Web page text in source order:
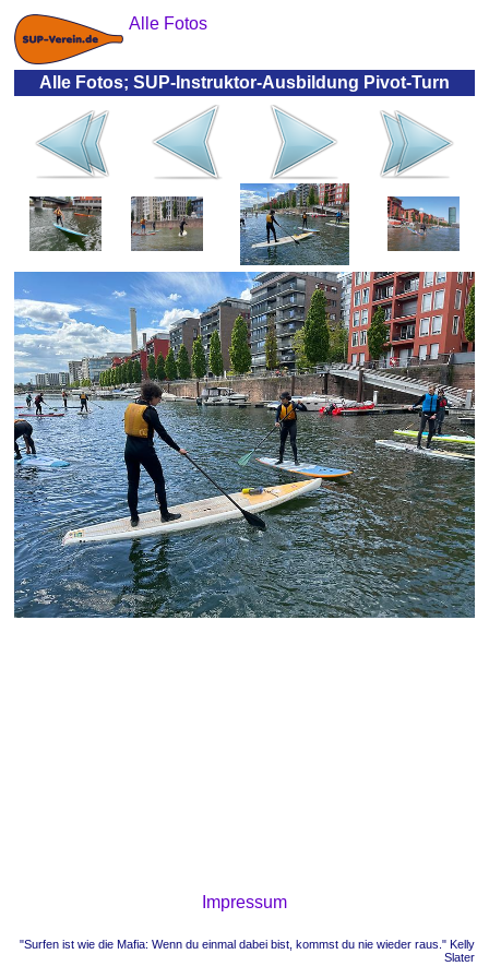
Alle Fotos
Alle Fotos; SUP-Instruktor-Ausbildung Pivot-Turn
Impressum
"Surfen ist wie die Mafia: Wenn du einmal dabei bist, kommst du nie wieder raus." Kelly
Slater